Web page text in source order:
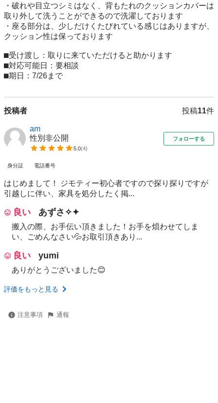
・破れや目立つシミはなく、背もたれのクッションカバーは
取り外して洗うことができるので洗濯しております
・座る部分は、少しだけくたびれている感じはありますが、
クッション性は保っております
⬛︎受け渡し：取りに来ていただけると助かります
⬛︎対応可能日：要相談
投稿者 投稿11件
am
性別非公開
5.0(4)
フォローする
身分証 電話番号
はじめまして！ ジモティー初心者ですので探り探りですが
引越しに伴い、家具を処分したく掲...
良い あずさ✧✦
搬入の際、お手伝い頂きました！お手を煩わせてしま
い、ごめんなさい💦お取引頂きあり...
良い yumi
ありがとうございました😊
評価をもっと見る
注意事項 通報